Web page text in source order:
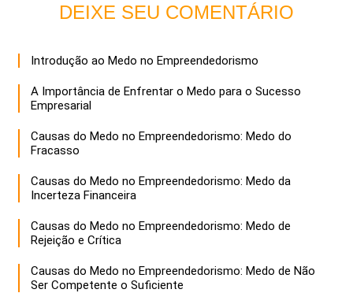
DEIXE SEU COMENTÁRIO
Introdução ao Medo no Empreendedorismo
A Importância de Enfrentar o Medo para o Sucesso
Empresarial
Causas do Medo no Empreendedorismo: Medo do
Fracasso
Causas do Medo no Empreendedorismo: Medo da
Incerteza Financeira
Causas do Medo no Empreendedorismo: Medo de
Rejeição e Crítica
Causas do Medo no Empreendedorismo: Medo de Não
Ser Competente o Suficiente